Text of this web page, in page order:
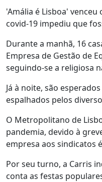
'Amália é Lisboa'
covid-19 impediu que
Durante a manhã, 16
Empresa de Gestão de
seguindo-se a religiosa
Já à noite, são
espalhados pelos
O Metropolitano de
pandemia, devido à
empresa aos sindicatos
Por seu turno, a Carris
conta as festas